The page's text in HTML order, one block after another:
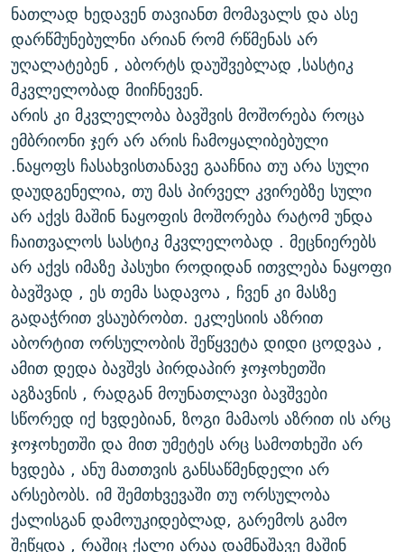
ნათლად ხედავენ თავიანთ მომავალს და ასე
დარწმუნებულნი არიან რომ რწმენას არ
უღალატებენ , აბორტს დაუშვებლად ,სასტიკ
მკვლელობად მიიჩნევენ.
არის კი მკვლელობა ბავშვის მოშორება როცა
ემბრიონი ჯერ არ არის ჩამოყალიბებული
.ნაყოფს ჩასახვისთანავე გააჩნია თუ არა სული
დაუდგენელია, თუ მას პირველ კვირებზე სული
არ აქვს მაშინ ნაყოფის მოშორება რატომ უნდა
ჩაითვალოს სასტიკ მკვლელობად . მეცნიერებს
არ აქვს იმაზე პასუხი როდიდან ითვლება ნაყოფი
ბავშვად , ეს თემა სადავოა , ჩვენ კი მასზე
გადაჭრით ვსაუბრობთ. ეკლესიის აზრით
აბორტით ორსულობის შეწყვეტა დიდი ცოდვაა ,
ამით დედა ბავშვს პირდაპირ ჯოჯოხეთში
აგზავნის , რადგან მოუნათლავი ბავშვები
სწორედ იქ ხვდებიან, ზოგი მამაოს აზრით ის არც
ჯოჯოხეთში და მით უმეტეს არც სამოთხეში არ
ხვდება , ანუ მათთვის განსაწმენდელი არ
არსებობს. იმ შემთხვევაში თუ ორსულობა
ქალისგან დამოუკიდებლად, გარემოს გამო
შეწყდა , რაშიც ქალი არაა დამნაშავე მაშინ